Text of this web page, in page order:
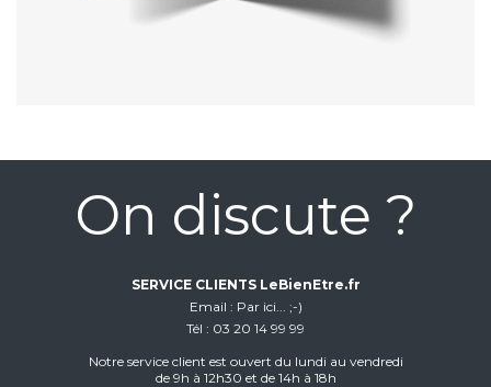
On discute ?
SERVICE CLIENTS LeBienEtre.fr
Email
Par ici... ;-)
Tél
03 20 14 99 99
Notre service client est ouvert du lundi au vendredi
de 9h à 12h30 et de 14h à 18h